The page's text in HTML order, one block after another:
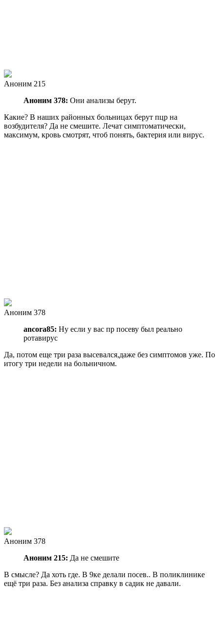
Аноним 215
Аноним 378: Они анализы берут.
Какие? В наших районных больницах берут пцр на
возбудителя? Да не смешите. Лечат симптоматически,
максимум, кровь смотрят, чтоб понять, бактерия или вирус.
Аноним 378
ancora85: Ну если у вас пр посеву был реально
ротавирус
Да, потом еще три раза высевался,даже без симптомов уже. По
итогу три недели на больничном.
Аноним 378
Аноним 215: Да не смешите
В смысле? Да хоть где. В 9ке делали посев.. В поликлинике
ещё три раза. Без анализа справку в садик не давали.